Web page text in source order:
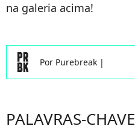
na galeria acima!
Por Purebreak |
PALAVRAS-CHAVE